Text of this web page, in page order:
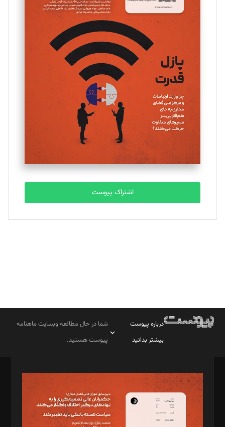
مینا پاکدل
یسنا امان‌پور
تحریریه
ملینا جعفری
تحریریه
مصطفی مسجدی آرانی
تحریریه
بابک نقاش
تحریریه
اشتراک پیوست
درباره پیوست
بیشتر بدانید
شما در حال مطالعه وبسایت ماهنامه
پیوست هستید.
مدیر مسئول: محمدباقر اثنی‌عشری
سردبیر: مهرک محمودی
دبیر تحریریه: میثم قاسمی
د‌بیر ناداستان: سمانه سمیع